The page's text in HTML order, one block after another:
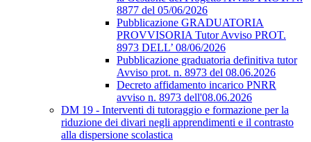
8877 del 05/06/2026
Pubblicazione GRADUATORIA
PROVVISORIA Tutor Avviso PROT.
8973 DELL’ 08/06/2026
Pubblicazione graduatoria definitiva tutor
Avviso prot. n. 8973 del 08.06.2026
Decreto affidamento incarico PNRR
avviso n. 8973 dell'08.06.2026
DM 19 - Interventi di tutoraggio e formazione per la
riduzione dei divari negli apprendimenti e il contrasto
alla dispersione scolastica